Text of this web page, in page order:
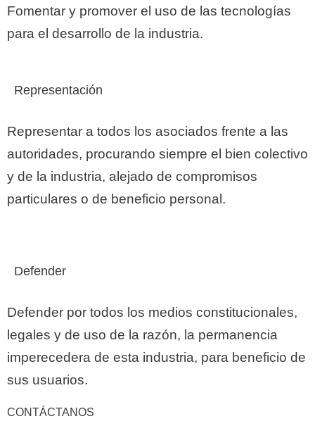
Fomentar y promover el uso de las tecnologías
para el desarrollo de la industria.
Representación
Representar a todos los asociados frente a las
autoridades, procurando siempre el bien colectivo
y de la industria, alejado de compromisos
particulares o de beneficio personal.
Defender
Defender por todos los medios constitucionales,
legales y de uso de la razón, la permanencia
imperecedera de esta industria, para beneficio de
sus usuarios.
CONTÁCTANOS